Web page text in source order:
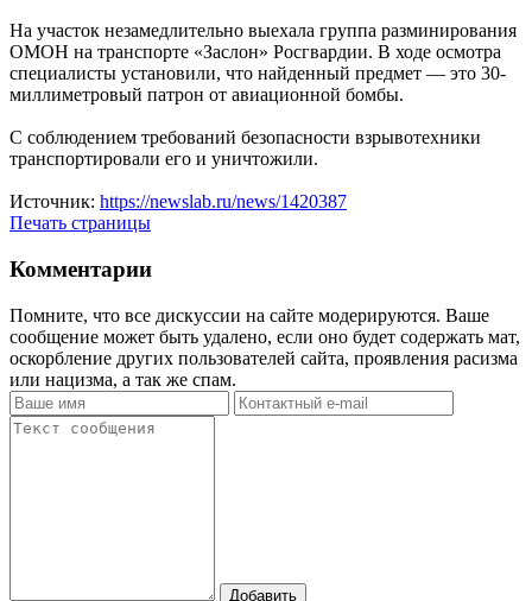
На участок незамедлительно выехала группа разминирования
ОМОН на транспорте «Заслон» Росгвардии. В ходе осмотра
специалисты установили, что найденный предмет — это 30-
миллиметровый патрон от авиационной бомбы.
С соблюдением требований безопасности взрывотехники
транспортировали его и уничтожили.
Источник: https://newslab.ru/news/1420387
Печать страницы
Комментарии
Помните, что все дискуссии на сайте модерируются. Ваше
сообщение может быть удалено, если оно будет содержать мат,
оскорбление других пользователей сайта, проявления расизма
или нацизма, а так же спам.